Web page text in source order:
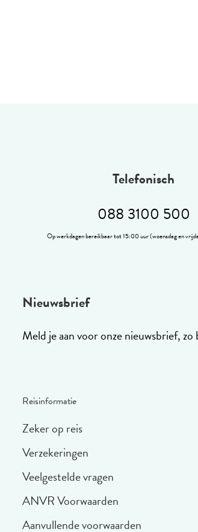
Telefonisch
088 3100 500
Op werkdagen bereikbaar tot 15:00 uur (woensdag en
Nieuwsbrief
Meld je aan voor onze nieuwsbrief,
Reisinformatie
Zeker op reis
Verzekeringen
Veelgestelde vragen
ANVR Voorwaarden
Aanvullende voorwaarden